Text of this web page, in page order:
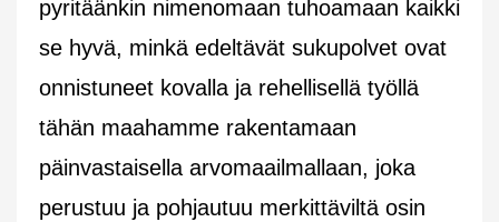
pyritäänkin nimenomaan tuhoamaan kaikki
se hyvä, minkä edeltävät sukupolvet ovat
onnistuneet kovalla ja rehellisellä työllä
tähän maahamme rakentamaan
päinvastaisella arvomaailmallaan, joka
perustuu ja pohjautuu merkittäviltä osin